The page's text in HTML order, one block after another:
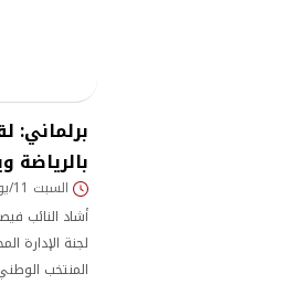
برلماني:
بالرياضة
السبت 11/يوليو/2026 - 06:18 م
أشاد النائب
لجنة الإدارة
المنتخب